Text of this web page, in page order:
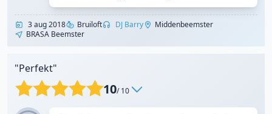
3 aug 2018 Bruiloft DJ Barry
Middenbeemster
BRASA Beemster
"Perfekt"
10/ 10